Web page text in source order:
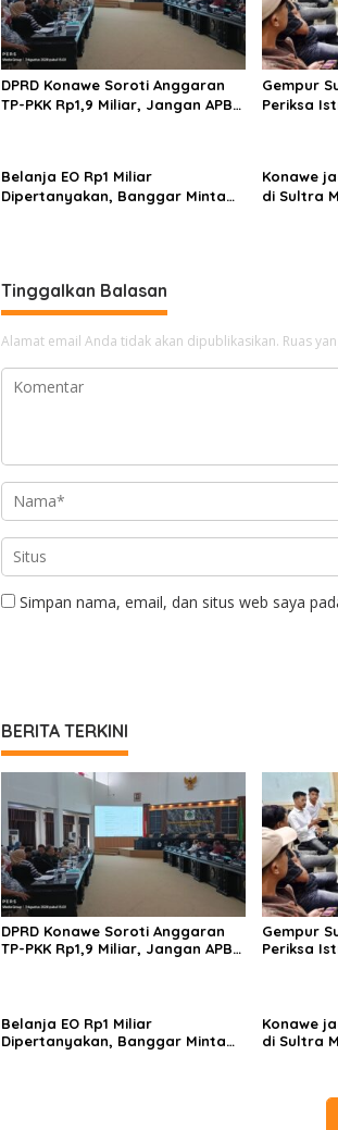
DPRD Konawe Soroti Anggaran
TP-PKK Rp1,9 Miliar, Jangan APBD
Gempur
Periksa
Belanja EO Rp1 Miliar
Dipertanyakan, Banggar Minta
Konawe
di Sultra
Tinggalkan Balasan
Alamat email Anda tidak akan dipublikasikan. Ruas
Simpan nama, email, dan situs web saya
BERITA TERKINI
DPRD Konawe Soroti Anggaran
TP-PKK Rp1,9 Miliar, Jangan APBD
Gempur
Periksa
Belanja EO Rp1 Miliar
Dipertanyakan, Banggar Minta
Konawe
di Sultra